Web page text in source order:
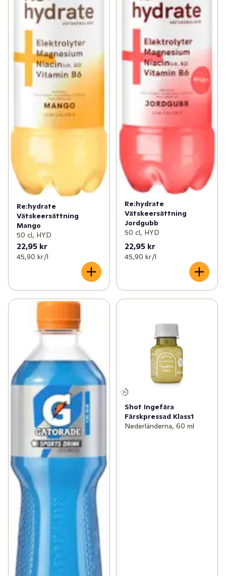
Re:hydrate
Vätskeersättning
Mango
50 cl, HYD
22,95 kr
45,90 kr /l
Re:hydrate
Vätskeersättning
Jordgubb
50 cl, HYD
22,95 kr
45,90 kr /l
Shot Ingefära
Färskpressad Klass1
Nederländerna, 60 ml